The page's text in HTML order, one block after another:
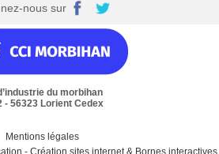
nous sur
du morbihan
- 56323 Lorient Cedex
Mentions légales
- Création sites internet & Bornes interactives